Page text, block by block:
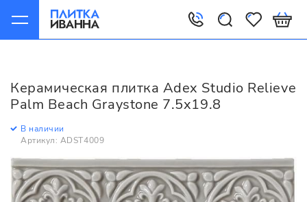
Керамическая плитка Adex Studio Relieve
Palm Beach Graystone 7.5x19.8
В наличии
Артикул: ADST4009